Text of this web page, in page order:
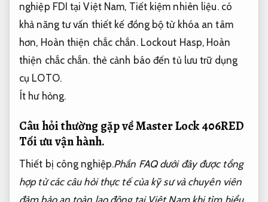
nghiệp FDI tại Việt Nam, Tiết kiệm nhiên liệu.có
khả năng tư vấn thiết kế đồng bộ từ khóa an tâm
hơn, Hoàn thiện chắc chắn.Lockout Hasp, Hoàn
thiện chắc chắn. thẻ cảnh báo đến tủ lưu trữ dụng
cụ LOTO.
Ít hư hỏng.
Câu hỏi thường gặp về Master Lock 406RED
Tối ưu vận hành.
Thiết bị công nghiệp.Phần FAQ dưới đây được tổng
hợp từ các câu hỏi thực tế của kỹ sư và chuyên viên